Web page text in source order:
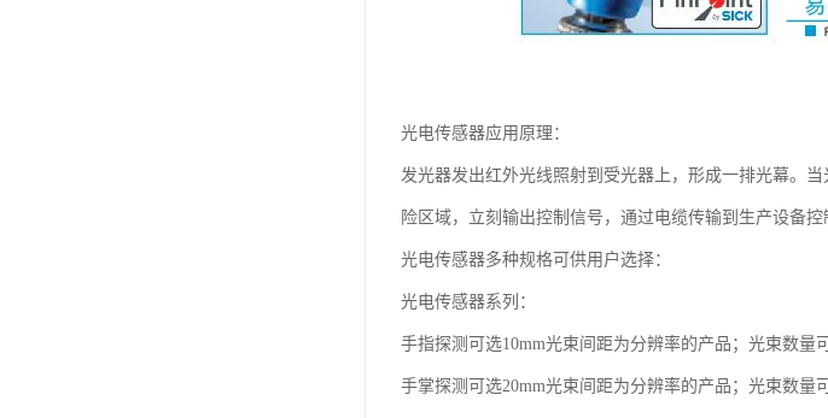
光电传感器应用原理：
发光器发出红外光线照射到受光器上，形成一排光幕。
险区域，立刻输出控制信号，通过电缆传输到生产设备
光电传感器多种规格可供用户选择：
光电传感器系列：
手指探测可选10mm光束间距为分辨率的产品；光束数
手掌探测可选20mm光束间距为分辨率的产品；光束数